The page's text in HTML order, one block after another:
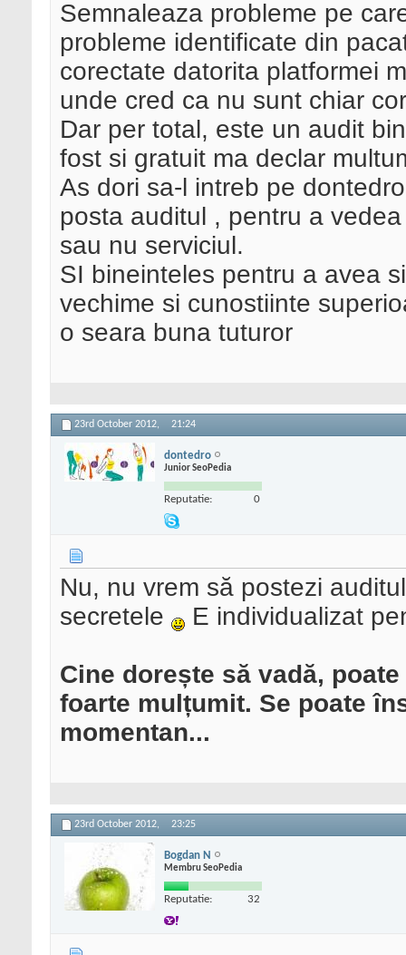
Semnaleaza probleme pe
probleme identificate din
corectate datorita platformei
unde cred ca nu sunt chiar
Dar per total, este un audit
fost si gratuit ma declar
As dori sa-l intreb pe
posta auditul , pentru a
sau nu serviciul.
SI bineinteles pentru a avea
vechime si cunostiinte
o seara buna tuturor
23rd October 2012, 21:24
dontedro
Junior SeoPedia
Reputatie: 0
Nu, nu vrem să postezi
secretele
E individualizat
Cine dorește să vadă,
foarte mulțumit. Se poate
momentan...
23rd October 2012, 23:25
Bogdan N
Membru SeoPedia
Reputatie: 32